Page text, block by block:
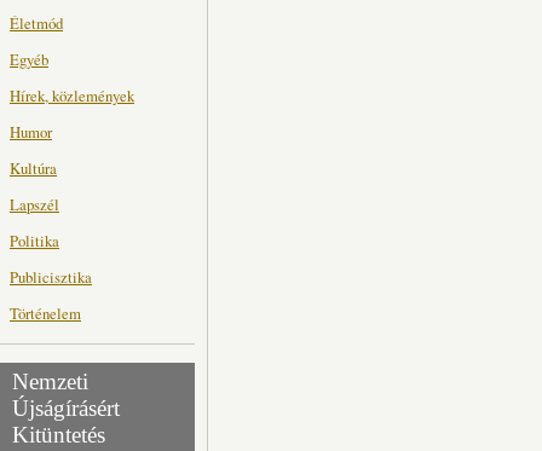
Életmód
Egyéb
Hírek, közlemények
Humor
Kultúra
Lapszél
Politika
Publicisztika
Történelem
Nemzeti
Újságírásért
Kitüntetés